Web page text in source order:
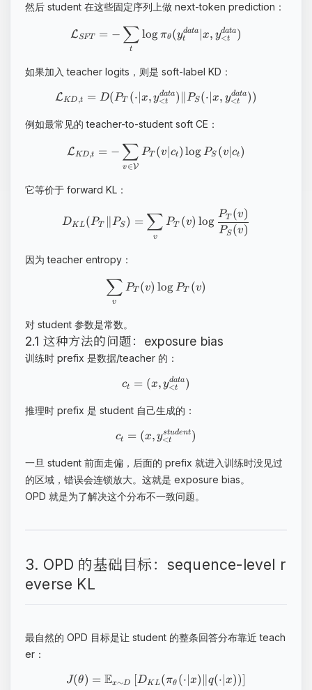
然后 student 在这些固定序列上做 next-token prediction：
LSFT = −
t
∑ log πθ (yt
data ∣x, y<t
data)
如果加入 teacher logits，则是 soft-label KD：
LKD,t = D(PT (⋅∣x, y<t
data) ∥PS (⋅∣x, y<t
data ))
例如最常见的 teacher-to-student soft CE：
LKD,t = −
v∈V
∑ PT (v∣ct ) log PS (v∣ct)
它等价于 forward KL：
DKL (PT PS ) =
v
∑ PT (v) log
PS (v)
PT (v)
因为 teacher entropy：
v
∑ PT (v) log PT (v)
对 student 参数是常数。
2.1 这种方法的问题：exposure bias
训练时 prefix 是数据/teacher 的：
ct = (x, y<t
data)
推理时 prefix 是 student 自己生成的：
ct = (x, y<t
student)
一旦 student 前面走偏，后面的 prefix 就进入训练时没见过
的区域，错误会连锁放大。这就是 exposure bias。
OPD 就是为了解决这个分布不一致问题。
3. OPD 的基础目标：sequence-level r
everse KL
最自然的 OPD 目标是让 student 的整条回答分布靠近 teach
er：
J(θ) = Ex∼D DKL (πθ (⋅ x) q(⋅ ∣x))